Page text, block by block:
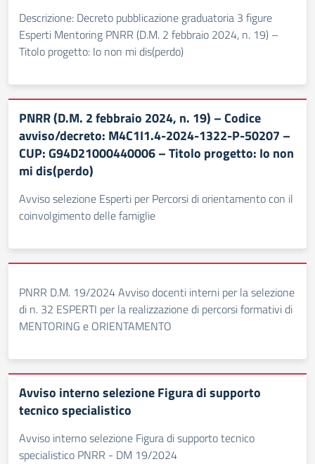
Descrizione: Decreto pubblicazione graduatoria 3 figure
Esperti Mentoring PNRR (D.M. 2 febbraio 2024, n. 19) –
Titolo progetto: Io non mi dis(perdo)
PNRR (D.M. 2 febbraio 2024, n. 19) – Codice
avviso/decreto: M4C1I1.4-2024-1322-P-50207 –
CUP: G94D21000440006 – Titolo progetto: Io non
mi dis(perdo)
Avviso selezione Esperti per Percorsi di orientamento con il
coinvolgimento delle famiglie
PNRR D.M. 19/2024 Avviso docenti interni per la selezione
di n. 32 ESPERTI per la realizzazione di percorsi formativi di
MENTORING e ORIENTAMENTO
Avviso interno selezione Figura di supporto
tecnico specialistico
Avviso interno selezione Figura di supporto tecnico
specialistico PNRR - DM 19/2024